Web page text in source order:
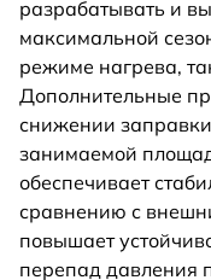
разрабатывать и
максимальной
режиме нагрева,
Дополнительные
снижении
занимаемой
обеспечивает
сравнению с
повышает
перепад давления